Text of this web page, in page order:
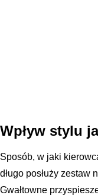
Wpływ stylu
Sposób, w jaki
długo posłuży
Gwałtowne